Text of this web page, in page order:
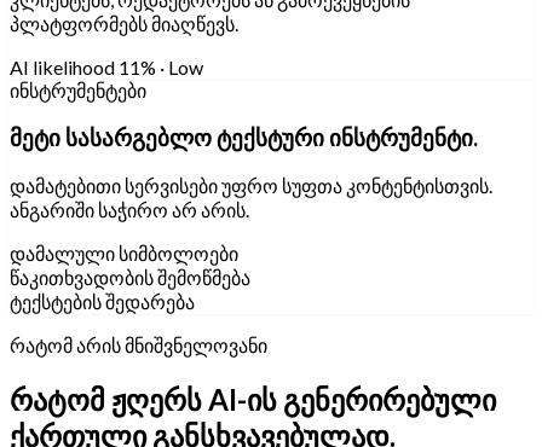
პლატფორმებს მიაღწევს.
AI likelihood 11% · Low
ინსტრუმენტები
მეტი სასარგებლო ტექსტური ინსტრუმენტი.
დამატებითი სერვისები უფრო სუფთა კონტენტისთვის.
ანგარიში საჭირო არ არის.
დამალული სიმბოლოები
წაკითხვადობის შემოწმება
ტექსტების შედარება
რატომ არის მნიშვნელოვანი
რატომ ჟღერს AI-ის გენერირებული
ქართული განსხვავებულად.